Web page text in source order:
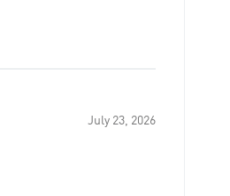
July 23, 2026